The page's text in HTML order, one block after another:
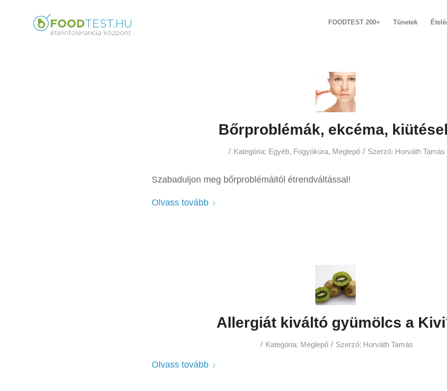
FOODTEST 200+ Tünetek
Bőrproblémák, ekcéma,
/ Kategória: Egyéb, Fogyókúra, Meglepő / Szerző: Horváth Tamás
Szabaduljon meg bőrproblémáitól étrendváltással!
Olvass tovább
Allergiát kiváltó gyümölcs a
/ Kategória: Meglepő / Szerző: Horváth Tamás
Olvass tovább